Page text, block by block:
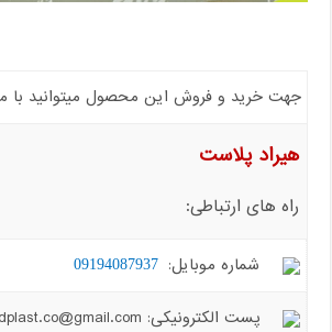
جهت خرید و فروش این محصول میتوانید با ما
هیراد پلاست
راه های ارتباطی:
شماره موبایل: 09194087937
پست الکترونیکی: hiradplast.co@gmail.com